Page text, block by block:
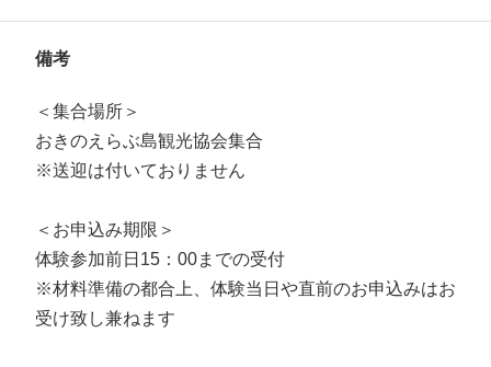
備考
＜集合場所＞
おきのえらぶ島観光協会集合
※送迎は付いておりません
＜お申込み期限＞
体験参加前日15：00までの受付
※材料準備の都合上、体験当日や直前のお申込みはお
受け致し兼ねます